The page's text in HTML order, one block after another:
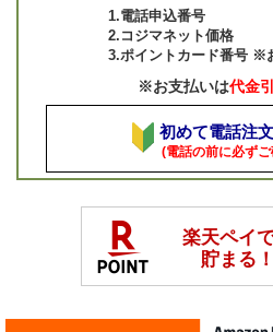
1.電話申込番号
2.コジマネット価格
3.ポイントカード番号 ※
※お支払いは代金
初めて電話注
(電話の前に必ず